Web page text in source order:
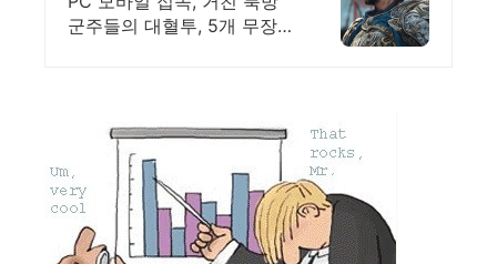
군주들의 대혈투, 5개 무장